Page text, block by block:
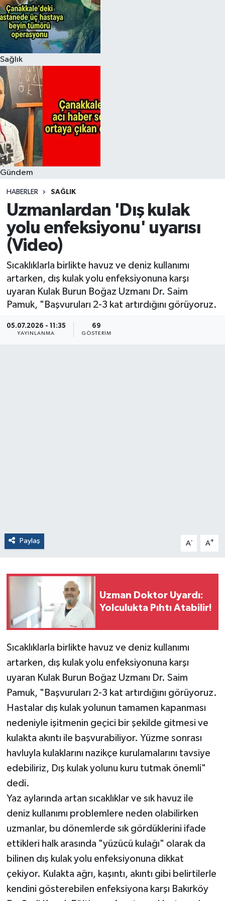
Sağlık
Gündem
HABERLER SAĞLIK
Uzmanlardan 'Dış kulak
yolu enfeksiyonu' uyarısı
(Video)
Sıcaklıklarla birlikte havuz ve deniz kullanımı
artarken, dış kulak yolu enfeksiyonuna karşı
uyaran Kulak Burun Boğaz Uzmanı Dr. Saim
Pamuk, "Başvuruları 2-3 kat artırdığını görüyoruz.
05.07.2026 - 11:35
YAYINLANMA
69
GÖSTERIM
Paylaş A- A+
Uzman Doktor Uyardı:
Yolculukta Pıhtı Atabilir!
Sıcaklıklarla birlikte havuz ve deniz kullanımı
artarken, dış kulak yolu enfeksiyonuna karşı
uyaran Kulak Burun Boğaz Uzmanı Dr. Saim
Pamuk, "Başvuruları 2-3 kat artırdığını görüyoruz.
Hastalar dış kulak yolunun tamamen kapanması
nedeniyle işitmenin geçici bir şekilde gitmesi ve
kulakta akıntı ile başvurabiliyor. Yüzme sonrası
havluyla kulaklarını nazikçe kurulamalarını tavsiye
edebiliriz, Dış kulak yolunu kuru tutmak önemli"
dedi.
Yaz aylarında artan sıcaklıklar ve sık havuz ile
deniz kullanımı problemlere neden olabilirken
uzmanlar, bu dönemlerde sık gördüklerini ifade
ettikleri halk arasında "yüzücü kulağı" olarak da
bilinen dış kulak yolu enfeksiyonuna dikkat
çekiyor. Kulakta ağrı, kaşıntı, akıntı gibi belirtilerle
kendini gösterebilen enfeksiyona karşı Bakırköy